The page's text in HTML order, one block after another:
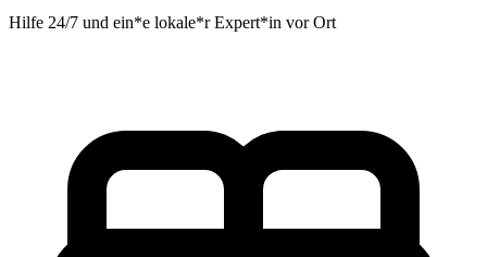
Hilfe 24/7 und ein*e lokale*r Expert*in vor Ort